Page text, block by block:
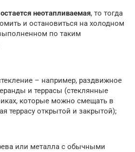
неотапливаемая, то тогда
и остановиться на холодном
по таким
– например, раздвижное
и террасы (стеклянные
которые можно смещать в
террасу открытой и закрытой);
или металла с обычными